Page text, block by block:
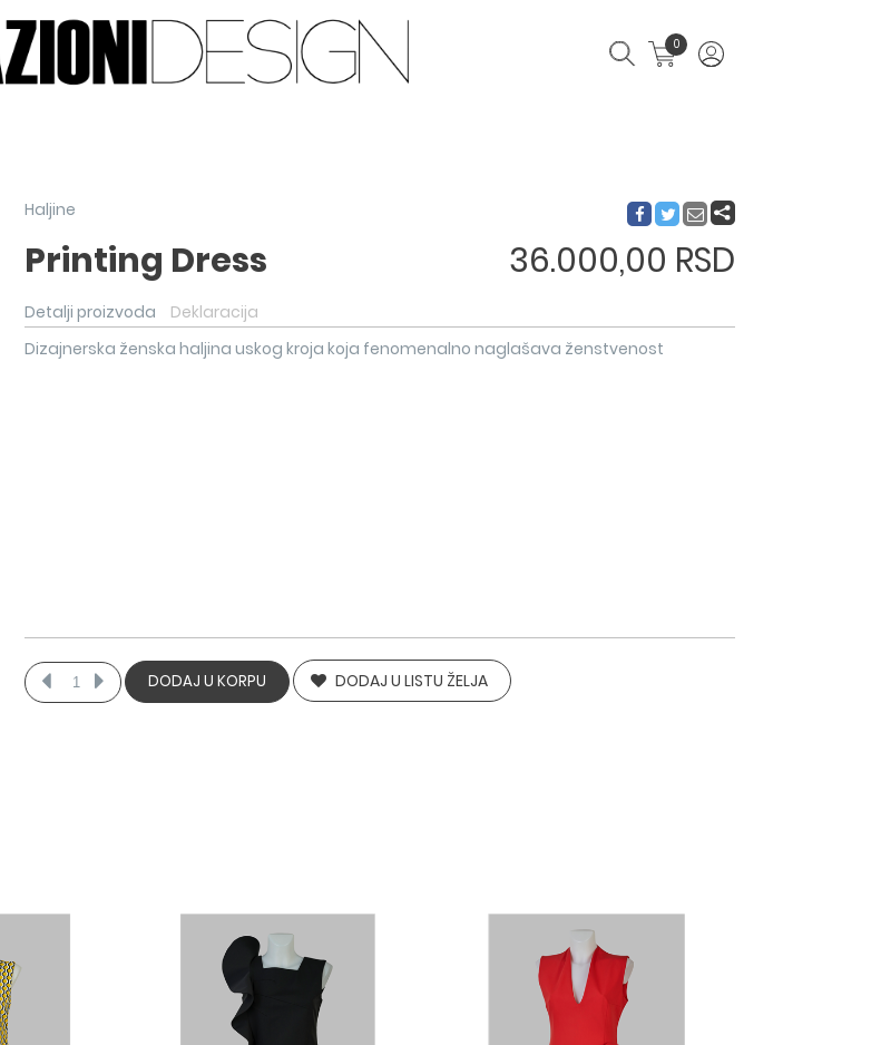
0
Haljine
Printing Dress 36.000,00 RSD
Detalji proizvoda
Deklaracija
Dizajnerska ženska haljina uskog kroja koja fenomenalno naglašava ženstvenost
DODAJ U KORPU DODAJ U LISTU ŽELJA